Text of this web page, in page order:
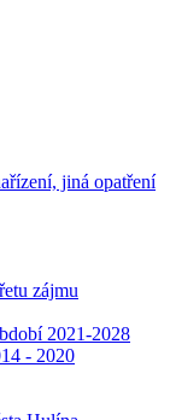
jiná opatření
zájmu
2021-2028
- 2020